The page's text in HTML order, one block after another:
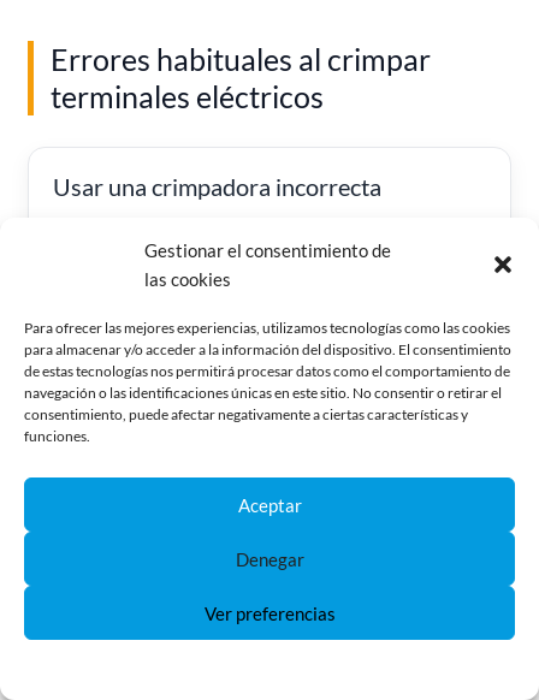
Gestionar el consentimiento de
las cookies
Para ofrecer las mejores experiencias, utilizamos tecnologías como las cookies
para almacenar y/o acceder a la información del dispositivo. El consentimiento
de estas tecnologías nos permitirá procesar datos como el comportamiento de
navegación o las identificaciones únicas en este sitio. No consentir o retirar el
consentimiento, puede afectar negativamente a ciertas características y
funciones.
Aceptar
Denegar
Ver preferencias
Errores habituales al crimpar
terminales eléctricos
Usar una crimpadora incorrecta
de bandera, un terminal Deutsch, una puntera hueca
necesita una herramienta adecuada.
Si queda cobre visto fuera del terminal, puede haber